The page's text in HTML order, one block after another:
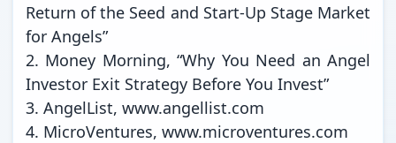
Return of the Seed and Start-Up Stage Market
for Angels”
2. Money Morning, “Why You Need an Angel
Investor Exit Strategy Before You Invest”
3. AngelList, www.angellist.com
4. MicroVentures, www.microventures.com